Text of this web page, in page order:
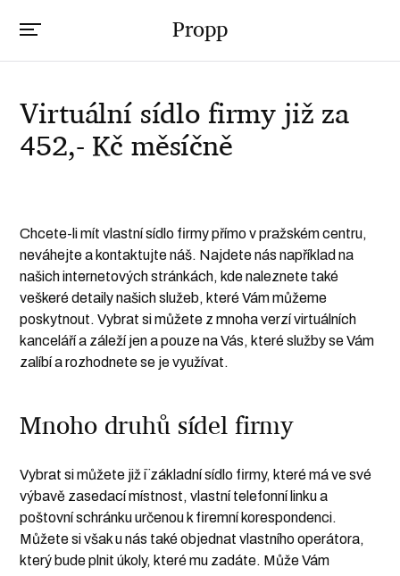
Propp
Virtuální sídlo firmy již za
452,- Kč měsíčně
Chcete-li mít vlastnísídlo firmypřímo v pražském centru,
neváhejte a kontaktujte náš. Najdete nás například na
našich internetových stránkách, kde naleznete také
veškeré detaily našich služeb, které Vám můžeme
poskytnout. Vybrat si můžete z mnoha verzí virtuálních
kanceláří a záleží jen a pouze na Vás, které služby se Vám
zalíbí a rozhodnete se je využívat.
Mnoho druhů sídel firmy
Vybrat si můžete již i¨základní sídlo firmy, které má ve své
výbavě zasedací místnost, vlastní telefonní linku a
poštovní schránku určenou k firemní korespondenci.
Můžete si však u nás také objednat vlastního operátora,
který bude plnit úkoly, které mu zadáte. Může Vám